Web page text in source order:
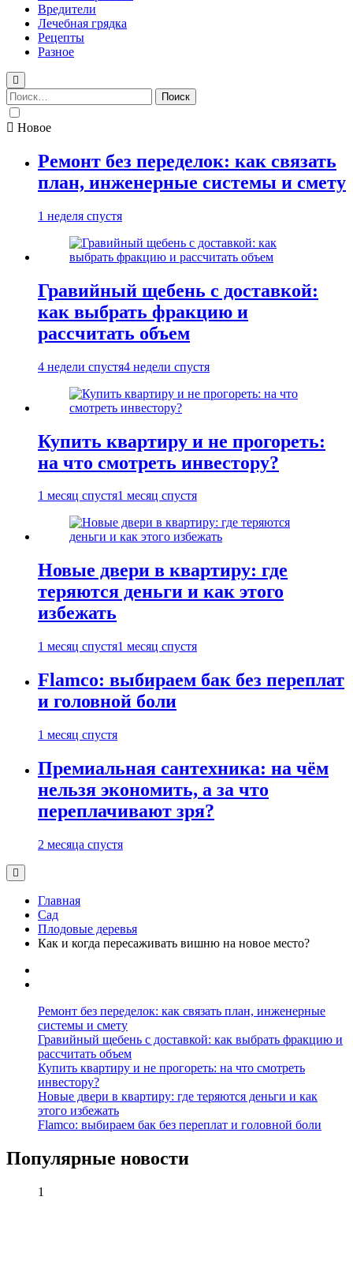
Вредители
Лечебная грядка
Рецепты
Разное
Найти:
Новое
Ремонт без переделок: как связать
план, инженерные системы и смету
1 неделя спустя
Гравийный щебень с доставкой:
как выбрать фракцию и
рассчитать объем
4 недели спустя4 недели спустя
Купить квартиру и не прогореть:
на что смотреть инвестору?
1 месяц спустя1 месяц спустя
Новые двери в квартиру: где
теряются деньги и как этого
избежать
1 месяц спустя1 месяц спустя
Flamco: выбираем бак без переплат
и головной боли
1 месяц спустя
Премиальная сантехника: на чём
нельзя экономить, а за что
переплачивают зря?
2 месяца спустя
Главная
Сад
Плодовые деревья
Как и когда пересаживать вишню на новое место?
Ремонт без переделок: как связать план, инженерные
системы и смету
Гравийный щебень с доставкой: как выбрать фракцию и
рассчитать объем
Купить квартиру и не прогореть: на что смотреть
инвестору?
Новые двери в квартиру: где теряются деньги и как
этого избежать
Flamco: выбираем бак без переплат и головной боли
Популярные новости
1